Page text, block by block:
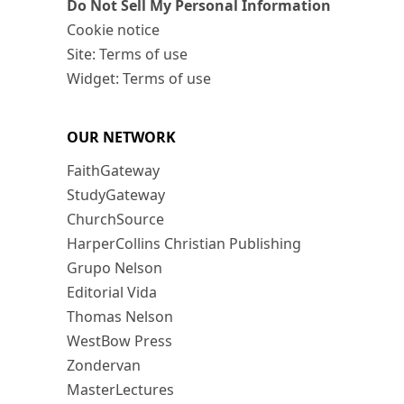
Do Not Sell My Personal Information
Cookie notice
Site: Terms of use
Widget: Terms of use
OUR NETWORK
FaithGateway
StudyGateway
ChurchSource
HarperCollins Christian Publishing
Grupo Nelson
Editorial Vida
Thomas Nelson
WestBow Press
Zondervan
MasterLectures